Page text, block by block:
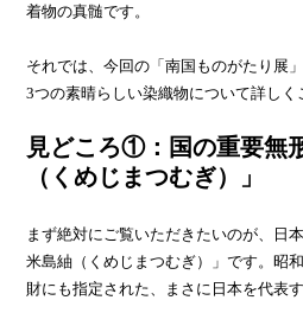
着物の真髄です。
それでは、今回の「南国ものがたり展
3つの素晴らしい染織物について詳しく
見どころ①：国の重要無
（くめじまつむぎ）」
まず絶対にご覧いただきたいのが、日
米島紬（くめじまつむぎ）」です。昭
財にも指定された、まさに日本を代表